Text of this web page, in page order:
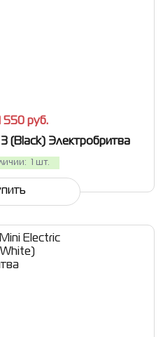
550 руб.
(Black) Электробритва
1 шт.